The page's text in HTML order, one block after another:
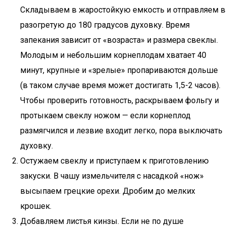
Складываем в жаростойкую емкость и отправляем в
разогретую до 180 градусов духовку. Время
запекания зависит от «возраста» и размера свеклы.
Молодым и небольшим корнеплодам хватает 40
минут, крупные и «зрелые» пропариваются дольше
(в таком случае время может достигать 1,5-2 часов).
Чтобы проверить готовность, раскрываем фольгу и
протыкаем свеклу ножом — если корнеплод
размягчился и лезвие входит легко, пора выключать
духовку.
Остужаем свеклу и приступаем к приготовлению
закуски. В чашу измельчителя с насадкой «нож»
высыпаем грецкие орехи. Дробим до мелких
крошек.
Добавляем листья кинзы. Если не по душе